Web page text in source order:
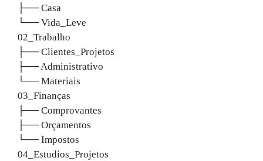
├── Casa
└── Vida_Leve
02_Trabalho
├── Clientes_Projetos
├── Administrativo
└── Materiais
03_Finanças
├── Comprovantes
├── Orçamentos
└── Impostos
04_Estudios_Projetos